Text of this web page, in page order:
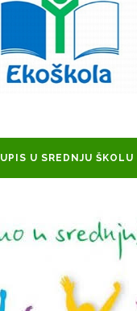
UPIS U SREDNJU ŠKOLU